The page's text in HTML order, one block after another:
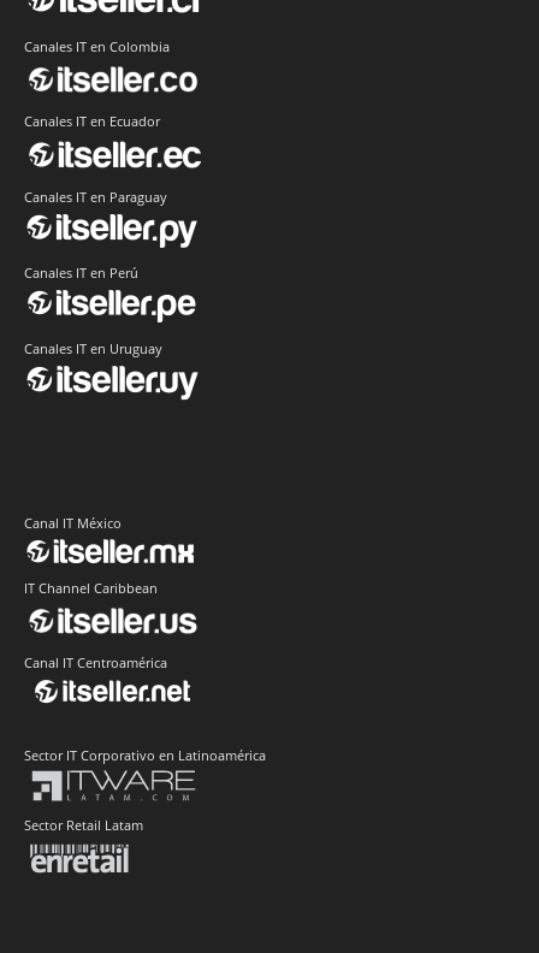
Canales IT en Colombia
Canales IT en Ecuador
Canales IT en Paraguay
Canales IT en Perú
Canales IT en Uruguay
Canal IT México
IT Channel Caribbean
Canal IT Centroamérica
Sector IT Corporativo en Latinoamérica
Sector Retail Latam